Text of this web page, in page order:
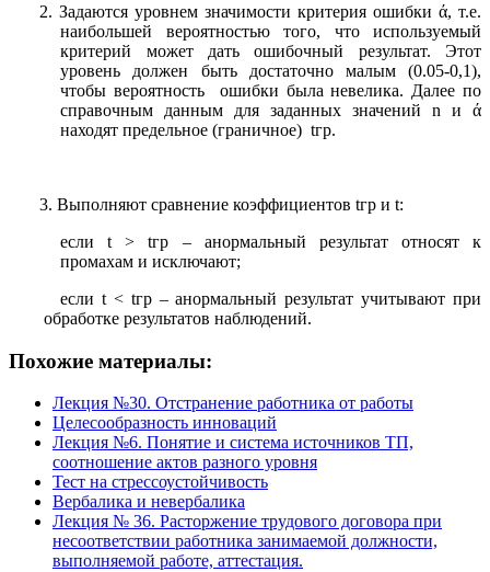
2. Задаются уровнем значимости критерия ошибки ά, т.е.
наибольшей вероятностью того, что используемый
критерий может дать ошибочный результат. Этот
уровень должен быть достаточно малым (0.05-0,1),
чтобы вероятность ошибки была невелика. Далее по
справочным данным для заданных значений n и ά
находят предельное (граничное) tгр.
3. Выполняют сравнение коэффициентов tгр и t:
если t > tгр – анормальный результат относят к
промахам и исключают;
если t < tгр – анормальный результат учитывают при
обработке результатов наблюдений.
Похожие материалы:
Лекция №30. Отстранение работника от работы
Целесообразность инноваций
Лекция №6. Понятие и система источников ТП,
соотношение актов разного уровня
Тест на стрессоустойчивость
Вербалика и невербалика
Лекция № 36. Расторжение трудового договора при
несоответствии работника занимаемой должности,
выполняемой работе, аттестация.